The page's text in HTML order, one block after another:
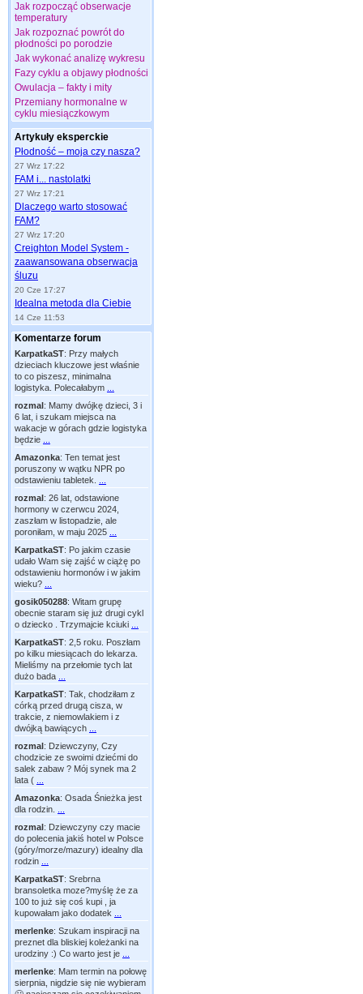
Jak rozpocząć obserwacje
temperatury
Jak rozpoznać powrót do
płodności po porodzie
Jak wykonać analizę wykresu
Fazy cyklu a objawy płodności
Owulacja – fakty i mity
Przemiany hormonalne w
cyklu miesiączkowym
Artykuły eksperckie
Płodność – moja czy nasza?
27 Wrz 17:22
FAM i... nastolatki
27 Wrz 17:21
Dlaczego warto stosować
FAM?
27 Wrz 17:20
Creighton Model System -
zaawansowana obserwacja
śluzu
20 Cze 17:27
Idealna metoda dla Ciebie
14 Cze 11:53
Komentarze forum
KarpatkaST: Przy małych
dzieciach kluczowe jest właśnie
to co piszesz, minimalna
logistyka. Polecałabym
rozmal: Mamy dwójkę dzieci, 3 i
6 lat, i szukam miejsca na
wakacje w górach gdzie logistyka
będzie
Amazonka: Ten temat jest
poruszony w wątku NPR po
odstawieniu tabletek.
rozmal: 26 lat, odstawione
hormony w czerwcu 2024,
zaszłam w listopadzie, ale
poroniłam, w maju 2025
KarpatkaST: Po jakim czasie
udało Wam się zajść w ciążę po
odstawieniu hormonów i w jakim
wieku?
gosik050288: Witam grupę
obecnie staram się już drugi cykl
o dziecko . Trzymajcie kciuki
KarpatkaST: 2,5 roku. Poszłam
po kilku miesiącach do lekarza.
Mieliśmy na przełomie tych lat
dużo bada
KarpatkaST: Tak, chodziłam z
córką przed drugą cisza, w
trakcie, z niemowlakiem i z
dwójką bawiących
rozmal: Dziewczyny, Czy
chodzicie ze swoimi dziećmi do
salek zabaw ? Mój synek ma 2
lata (
Amazonka: Osada Śnieżka jest
dla rodzin.
rozmal: Dziewczyny czy macie
do polecenia jakiś hotel w Polsce
(góry/morze/mazury) idealny dla
rodzin
KarpatkaST: Srebrna
bransoletka moze?myślę że za
100 to już się coś kupi , ja
kupowałam jako dodatek
merlenke: Szukam inspiracji na
preznet dla bliskiej koleżanki na
urodziny :) Co warto jest je
merlenke: Mam termin na połowę
sierpnia, nigdzie się nie wybieram